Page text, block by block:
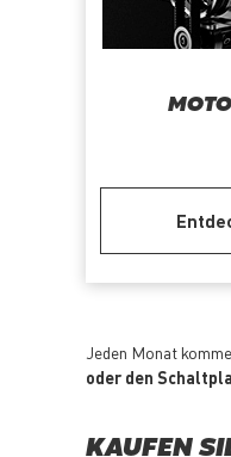
Jeden Monat
oder den
KAUFEN